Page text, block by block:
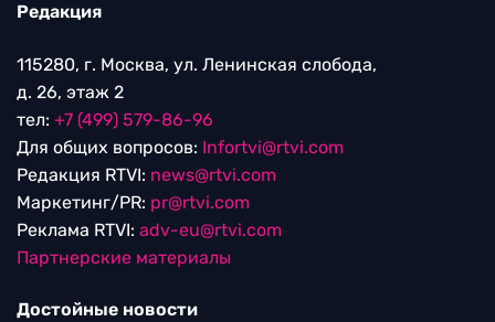
Редакция
115280, г. Москва, ул. Ленинская слобода,
д. 26, этаж 2
тел: +7 (499) 579-86-96
Для общих вопросов: Infortvi@rtvi.com
Редакция RTVI: news@rtvi.com
Маркетинг/PR: pr@rtvi.com
Реклама RTVI: adv-eu@rtvi.com
Партнерские материалы
Достойные новости